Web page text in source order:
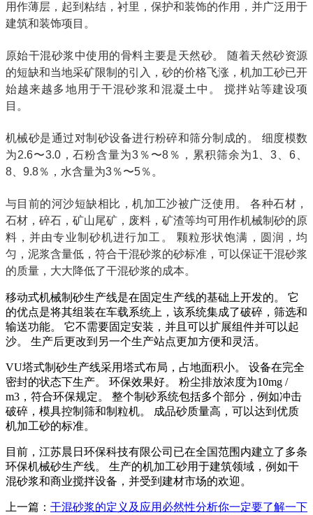
用作薄层，起到粘结，衬里，保护和装饰的作用，并广泛用于
建筑和装饰项目。
原始干混砂浆中使用的骨料主要是天然砂。 随着天然砂资源
的短缺和当地采矿限制的引入，砂的价格飞涨，机加工砂已开
始越来越多地用于干混砂浆和混凝土中。 搅拌站等建设项
目。
机械砂是通过对制砂设备进行粉碎和筛分制成的。 细度模数
为2.6〜3.0，石粉含量为3％〜8％，累积筛余为1、3、6、
8、9.8％，水含量为3％〜5％。
与目前的河沙短缺相比，机加工沙被广泛使用。 各种石材，
石材，碎石，矿山尾矿，废料，矿渣等均可用作机械制砂的原
料，并由专业制砂机进行加工。 颗粒形状饱满，圆润，均
匀，泥浆含量低，符合干混砂浆的砂标准，可以保证干混砂浆
的质量，大大降低了干混砂浆的成本。
移动式机械制砂生产线是在固定生产线的基础上开发的。 它
的优点是将其组装在车载系统上，该系统集成了破碎，筛选和
输送功能。 它不需要固定安装，并且可以扩展组件并可以起
沙。 生产后更改到另一个生产站点更加方便和灵活。
VU塔式制砂生产线采用塔式布局，占地面积小。 设备在完全
密封的状态下生产。 环保效果好。 粉尘排放浓度为10mg /
m3，符合环保规定。 整个制砂系统包括多个部分，例如冲击
破碎，模具控制筛和制粒机。 成品砂质量高，可以达到优质
机加工砂的标准。
目前，江苏晨日环保科技有限公司已在全国范围内建立了多条
环保机械砂生产线。 生产的机加工砂用于建筑领域，例如干
混砂浆和商业搅拌设备，并受到建材市场的欢迎。
上一篇： 干混砂浆的定义及应用必然性分析你一定要了解一下